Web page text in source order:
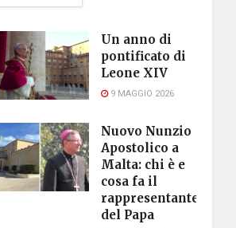
Un anno di
pontificato di
Leone XIV
9 MAGGIO 2026
Nuovo Nunzio
Apostolico a
Malta: chi è e
cosa fa il
rappresentante
del Papa